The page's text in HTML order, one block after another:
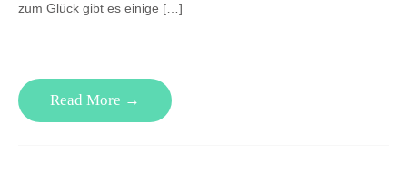
zum Glück gibt es einige […]
Read More →